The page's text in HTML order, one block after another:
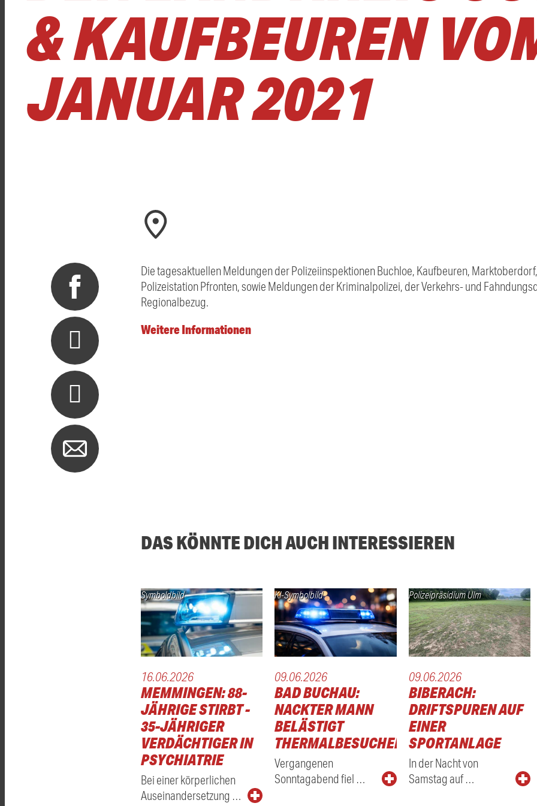
& KAUFBEUREN
JANUAR 2021
Die tagesaktuellen Meldungen der Polizeiinspektionen Buchloe, Kaufbeuren,
Polizeistation Pfronten, sowie Meldungen der Kriminalpolizei, der Verkehrs- und
Regionalbezug.
Weitere Informationen
DAS KÖNNTE DICH AUCH INTERESSIEREN
Symboldbild
16.06.2026
MEMMINGEN: 88-
JÄHRIGE STIRBT -
35-JÄHRIGER
VERDÄCHTIGER IN
PSYCHIATRIE
Bei einer körperlichen
Auseinandersetzung …
KI-Symbolbild
09.06.2026
BAD BUCHAU:
NACKTER MANN
BELÄSTIGT
THERMALBESUCHER
Vergangenen
Sonntagabend fiel …
Polizeipräsidium Ulm
09.06.2026
BIBERACH:
DRIFTSPUREN AUF
EINER
SPORTANLAGE
In der Nacht von
Samstag auf …